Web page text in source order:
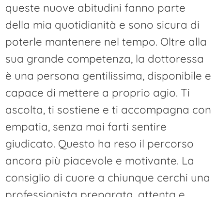
queste nuove abitudini fanno parte
della mia quotidianità e sono sicura di
poterle mantenere nel tempo. Oltre alla
sua grande competenza, la dottoressa
è una persona gentilissima, disponibile e
capace di mettere a proprio agio. Ti
ascolta, ti sostiene e ti accompagna con
empatia, senza mai farti sentire
giudicato. Questo ha reso il percorso
ancora più piacevole e motivante. La
consiglio di cuore a chiunque cerchi una